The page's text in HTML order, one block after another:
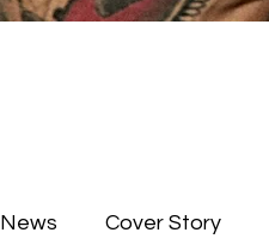
News Cover Story